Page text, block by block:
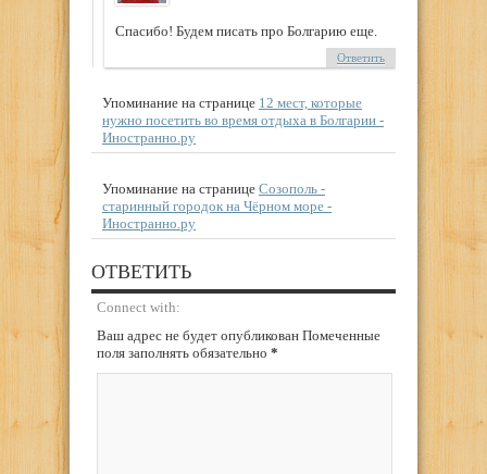
Спасибо! Будем писать про Болгарию еще.
Ответить
Упоминание на странице 12 мест, которые
нужно посетить во время отдыха в Болгарии -
Иностранно.ру
Упоминание на странице Созополь -
старинный городок на Чёрном море -
Иностранно.ру
ОТВЕТИТЬ
Connect with:
Ваш адрес не будет опубликован Помеченные
поля заполнять обязательно *